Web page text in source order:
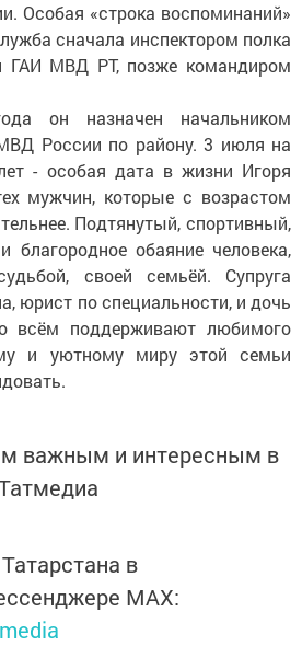
Особая «строка воспоминаний»
сначала инспектором полка
ГАИ МВД РТ, позже командиром
он назначен начальником
России по району. 3 июля на
- особая дата в жизни Игоря
мужчин, которые с возрастом
Подтянутый, спортивный,
благородное обаяние человека,
своей семьёй. Супруга
юрист по специальности, и дочь
всём поддерживают любимого
и уютному миру этой семьи
важным и интересным в
в
MАХ: